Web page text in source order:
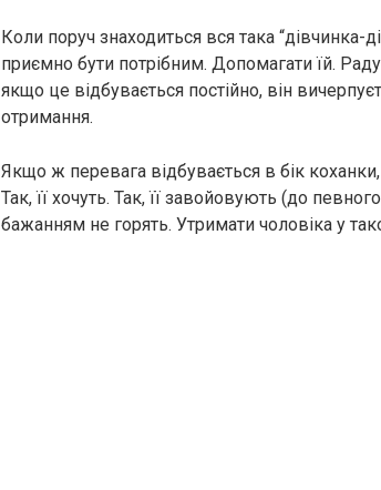
Коли поруч знаходиться вся така “дівчинка-
приємно бути потрібним. Допомагати їй.
якщо це відбувається постійно, він
отримання.
Якщо ж перевага відбувається в бік
Так, її хочуть. Так, її завойовують (до
бажанням не горять. Утримати чоловіка у